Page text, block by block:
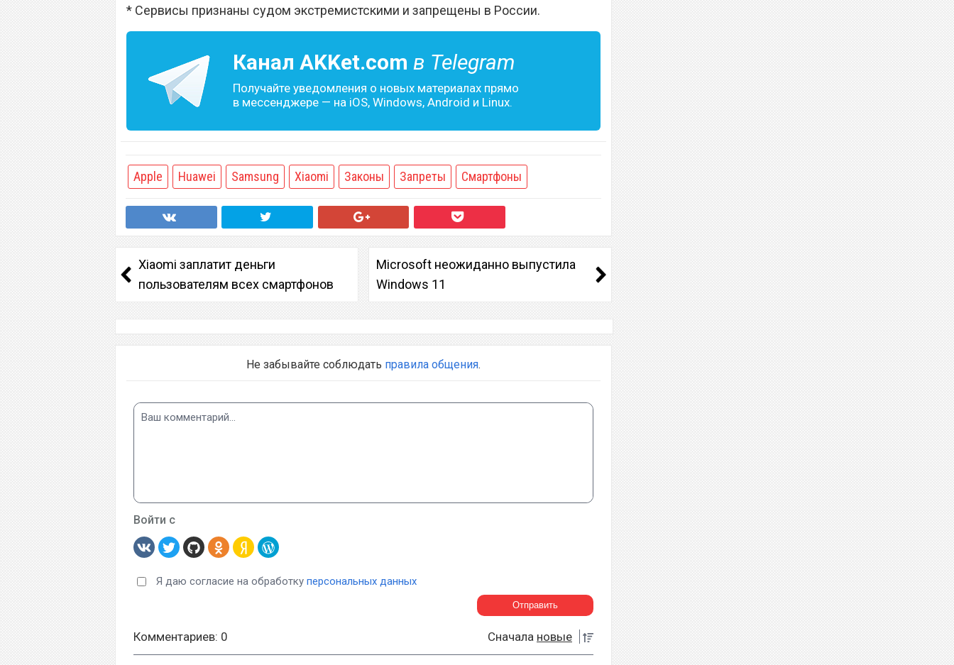
* Сервисы признаны судом экстремистскими и запрещены в России.
Канал AKKet.com в Telegram
Получайте уведомления о новых материалах прямо
в мессенджере — на iOS, Windows, Android и Linux.
Apple Huawei Samsung Xiaomi Законы Запреты Смартфоны
Xiaomi заплатит деньги
пользователям всех смартфонов
Microsoft неожиданно выпустила
Windows 11
Не забывайте соблюдать правила общения.
Войти с
Я даю согласие на обработку персональных данных
Комментариев: 0 Сначала новые